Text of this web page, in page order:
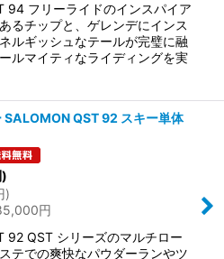
94 フリーライドのインスパイア
るチップと、ゲレンデにインス
ルギッシュなテールが完璧に融
ルマイティなライディングを実
SALOMON QST 92 スキー単体
)
円
92 QST シリーズのマルチロー
テでの爽快なパウダーランやツ